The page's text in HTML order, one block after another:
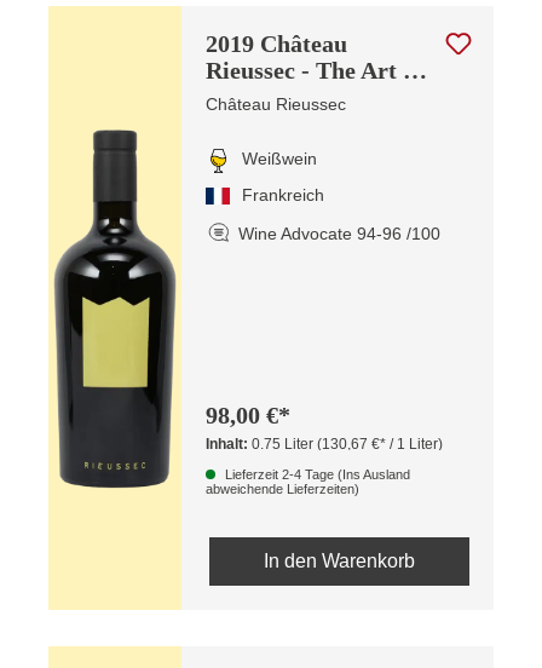
2019 Château
Rieussec - The Art Of
Metamorphosis
Château Rieussec
Weißwein
Frankreich
Wine Advocate 94-96 /100
98,00 €*
Inhalt:0.75 Liter(130,67 €* / 1 Liter)
Lieferzeit 2-4 Tage (Ins Ausland
abweichende Lieferzeiten)
In den Warenkorb